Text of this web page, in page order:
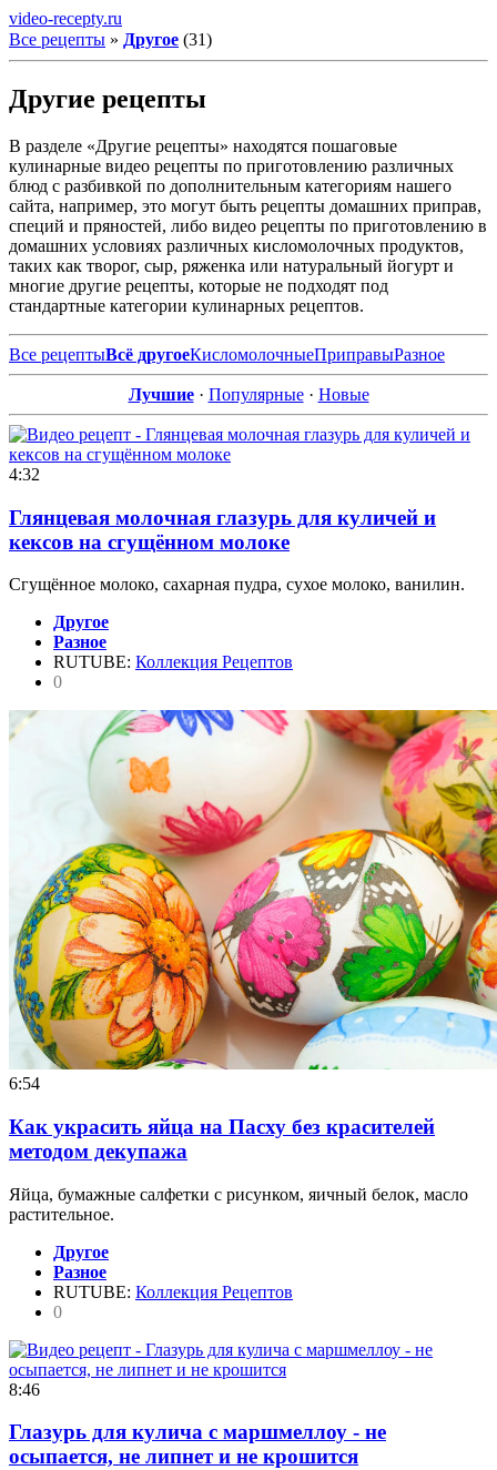
video-recepty.ru
Все рецепты » Другое (31)
Другие рецепты
В разделе «Другие рецепты» находятся пошаговые
кулинарные видео рецепты по приготовлению различных
блюд с разбивкой по дополнительным категориям нашего
сайта, например, это могут быть рецепты домашних приправ,
специй и пряностей, либо видео рецепты по приготовлению в
домашних условиях различных кисломолочных продуктов,
таких как творог, сыр, ряженка или натуральный йогурт и
многие другие рецепты, которые не подходят под
стандартные категории кулинарных рецептов.
Все рецептыВсё другоеКисломолочныеПриправыРазное
Лучшие · Популярные · Новые
4:32
Глянцевая молочная глазурь для куличей и
кексов на сгущённом молоке
Сгущённое молоко, сахарная пудра, сухое молоко, ванилин.
Другое
Разное
RUTUBE: Коллекция Рецептов
0
6:54
Как украсить яйца на Пасху без красителей
методом декупажа
Яйца, бумажные салфетки с рисунком, яичный белок, масло
растительное.
Другое
Разное
RUTUBE: Коллекция Рецептов
0
8:46
Глазурь для кулича с маршмеллоу - не
осыпается, не липнет и не крошится